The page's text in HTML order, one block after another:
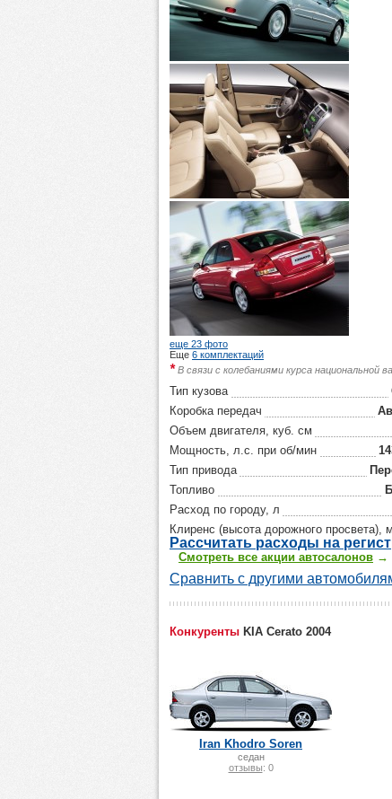
еще 23 фото
Еще 6 комплектаций
*В связи с колебаниями курса
Тип кузова
Коробка передач
Объем двигателя, куб. см
Мощность, л.с. при об/мин
Тип привода
Топливо
Расход по городу, л
Клиренс (высота дорожного просвета),
Рассчитать расходы на
Смотреть все акции автосалонов →
Сравнить с другими
Конкуренты KIA Cerato 2004
Iran Khodro Soren
седан
отзывы: 0